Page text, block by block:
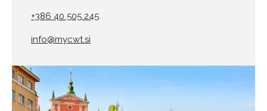
+386 40 505 245
info@mycwt.si